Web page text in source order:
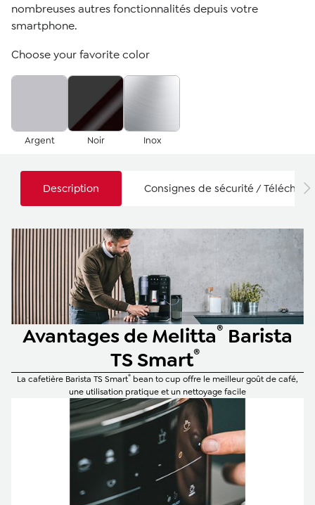
nombreuses autres fonctionnalités depuis votre
smartphone.
Choose your favorite color
Argent Noir Inox
Description Consignes de sécurité /
Avantages de Melitta® Barista
TS Smart®
La cafetière Barista TS Smart® bean to cup offre le meilleur goût de café,
une utilisation pratique et un nettoyage facile